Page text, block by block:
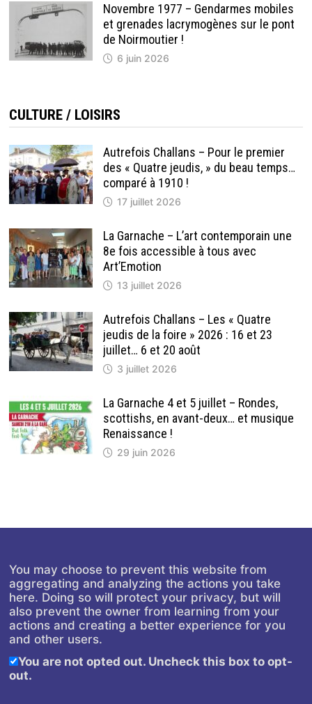
Novembre 1977 – Gendarmes mobiles
et grenades lacrymogènes sur le pont
de Noirmoutier !
6 juin 2026
CULTURE / LOISIRS
Autrefois Challans – Pour le premier
des « Quatre jeudis, » du beau temps…
comparé à 1910 !
17 juillet 2026
La Garnache – L’art contemporain une
8e fois accessible à tous avec
Art’Emotion
13 juillet 2026
Autrefois Challans – Les « Quatre
jeudis de la foire » 2026 : 16 et 23
juillet… 6 et 20 août
3 juillet 2026
La Garnache 4 et 5 juillet – Rondes,
scottishs, en avant-deux… et musique
Renaissance !
29 juin 2026
You may choose to prevent this website from
aggregating and analyzing the actions you take
here. Doing so will protect your privacy, but will
also prevent the owner from learning from your
actions and creating a better experience for you
and other users.
You are not opted out. Uncheck this box to opt-
out.